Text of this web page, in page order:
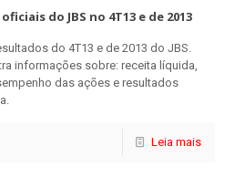
do JBS no 4T13 e de 2013
do 4T13 e de 2013 do JBS.
informações sobre: receita líquida,
das ações e resultados
Leia mais